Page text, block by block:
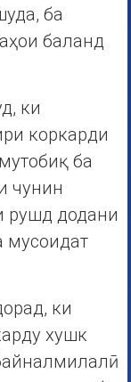
ба
баланд
ки
коркарди
ба
чунин
рушд додани
мусоидат
ки
хушк